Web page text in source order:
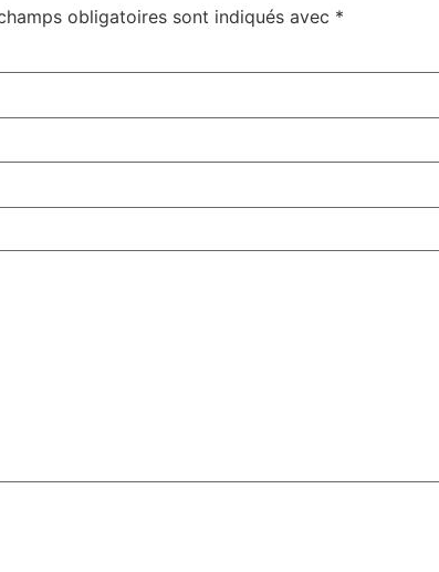
obligatoires sont indiqués avec *